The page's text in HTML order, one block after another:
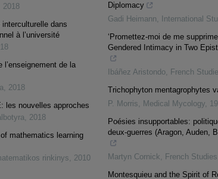
2018
dans
à l’université
l’enseignement de la
, 2018
les nouvelles approches
, 2018
mathematics learning
rinkinys, 2010
Diplomacy
Gadi Heimann, International
‘Promettez-moi de me
Gendered Intimacy in Two
Ibáñez Aristondo, French
Trichophyton mentagrophytes
P. Morris, Medical Mycology,
Poésies insupportables:
deux-guerres (Aragon, Auden,
Martyn Cornick, French Studies
Montesquieu and the Spirit of